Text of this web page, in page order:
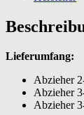
Lieferumfang:
Abzieher
Abzieher
Abzieher